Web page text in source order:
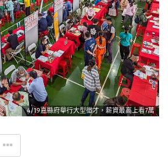
4/19嘉縣府舉行大型徵才，薪資最高上看7萬